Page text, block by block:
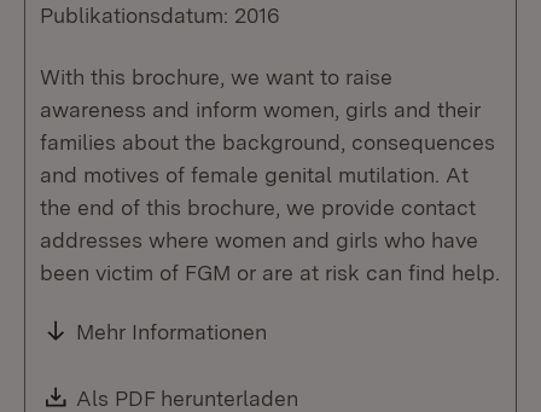
Publikationsdatum: 2016
With this brochure, we want to raise
awareness and inform women, girls and their
families about the background, consequences
and motives of female genital mutilation. At
the end of this brochure, we provide contact
addresses where women and girls who have
been victim of FGM or are at risk can find help.
Mehr Informationen
Download:
Als PDF herunterladen